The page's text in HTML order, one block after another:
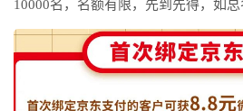
10000名，名额有限，先到先得，如总